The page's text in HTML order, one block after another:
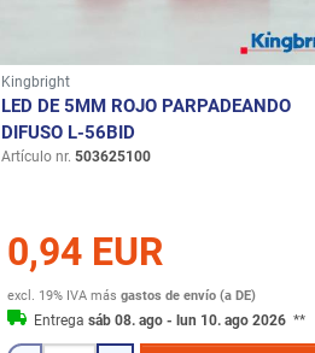
Kingbright
LED DE 5MM ROJO PARPADEANDO
DIFUSO L-56BID
Artículo nr. 503625100
0,94 EUR
excl. 19% IVA másgastos de envío (a DE)
Entregasáb 08. ago - lun 10. ago 2026 **